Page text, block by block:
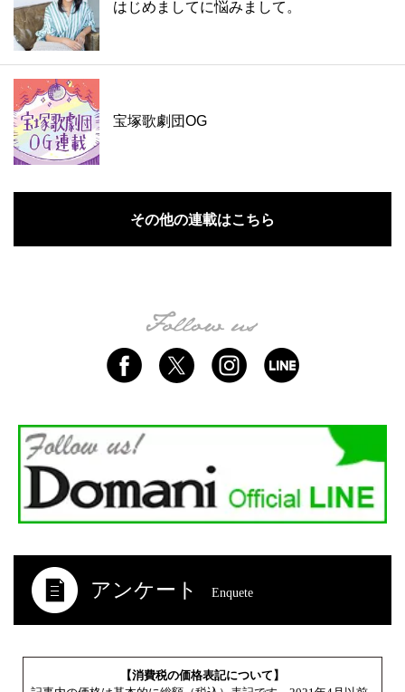
はじめましてに悩みまして。
宝塚歌劇団OG
その他の連載はこちら
アンケート Enquete
【消費税の価格表記について】